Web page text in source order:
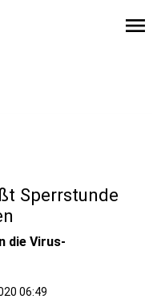
menu
Sperrstunde
die Virus-
06:49